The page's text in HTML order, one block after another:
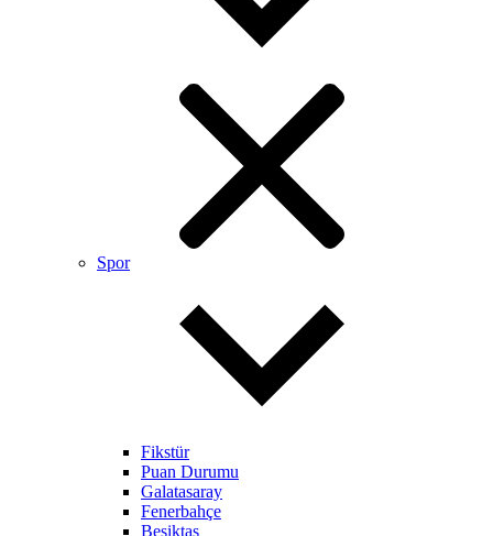
Spor
Fikstür
Puan Durumu
Galatasaray
Fenerbahçe
Beşiktaş